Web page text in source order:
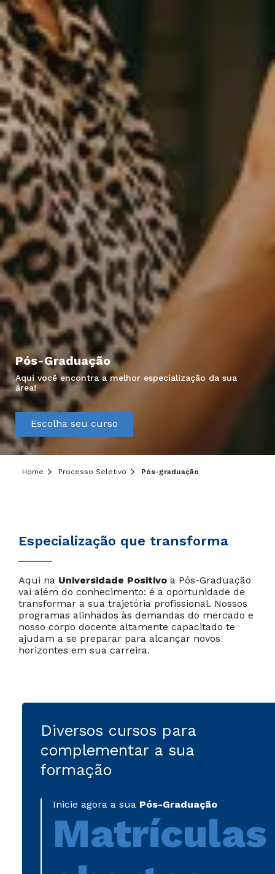
Pós-Graduação
Aqui você encontra a melhor especialização da sua
área!
Escolha seu curso
Home Processo Seletivo Pós-graduação
Especialização que transforma
Aqui na Universidade Positivo a Pós-Graduação
vai além do conhecimento: é a oportunidade de
transformar a sua trajetória profissional. Nossos
programas alinhados às demandas do mercado e
nosso corpo docente altamente capacitado te
ajudam a se preparar para alcançar novos
horizontes em sua carreira.
Diversos cursos para
complementar a sua
formação
Inicie agora a sua Pós-Graduação
Matrículas